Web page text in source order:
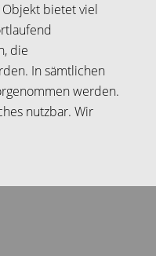
Objekt bietet viel
die
In sämtlichen
werden.
nutzbar. Wir